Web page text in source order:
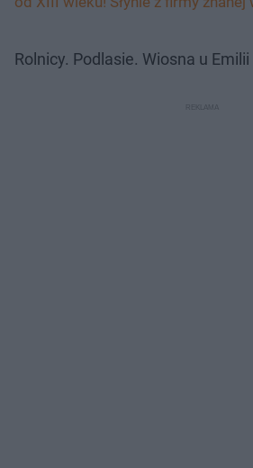
Rolnicy. Podlasie. Wiosna u